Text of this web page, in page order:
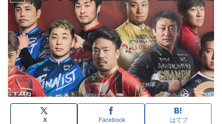
X Facebook はてブ